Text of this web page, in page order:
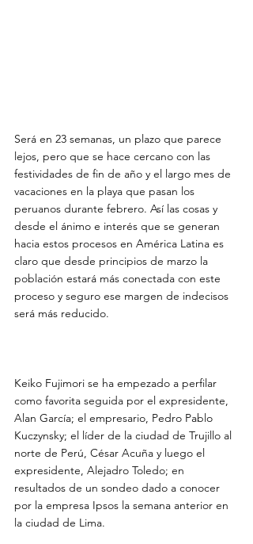
Será en 23 semanas, un plazo que parece
lejos, pero que se hace cercano con las
festividades de fin de año y el largo mes de
vacaciones en la playa que pasan los
peruanos durante febrero. Así las cosas y
desde el ánimo e interés que se generan
hacia estos procesos en América Latina es
claro que desde principios de marzo la
población estará más conectada con este
proceso y seguro ese margen de indecisos
será más reducido.
Keiko Fujimori se ha empezado a perfilar
como favorita seguida por el expresidente,
Alan García; el empresario, Pedro Pablo
Kuczynsky; el líder de la ciudad de Trujillo al
norte de Perú, César Acuña y luego el
expresidente, Alejadro Toledo; en
resultados de un sondeo dado a conocer
por la empresa Ipsos la semana anterior en
la ciudad de Lima.